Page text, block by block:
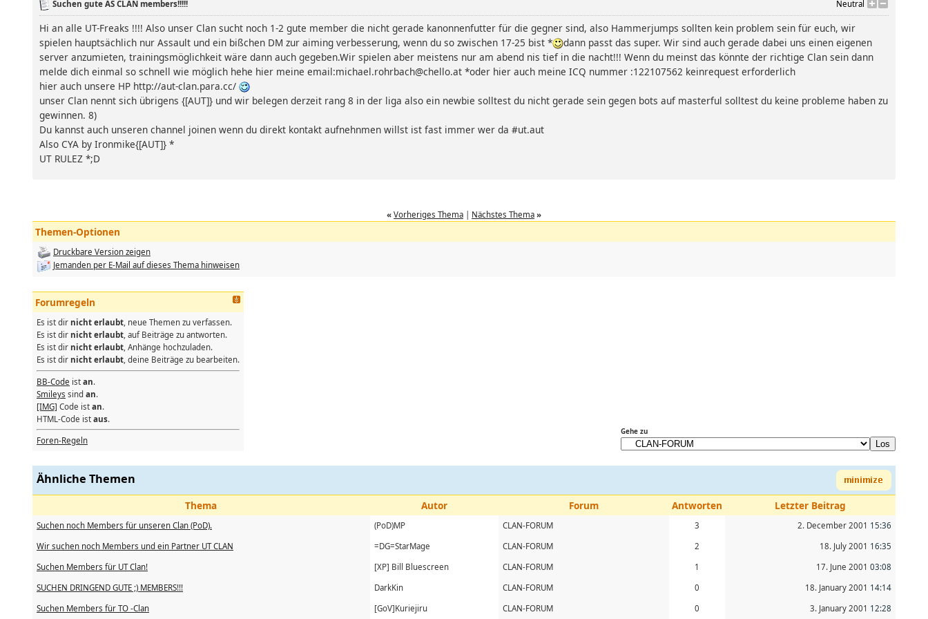
Neutral
Suchen gute AS CLAN members!!!!!
Hi an alle UT-Freaks !!!! Also unser Clan sucht noch 1-2 gute member die nicht gerade kanonnenfutter für die gegner sind, also Hammerjumps sollten kein problem sein für euch, wir
spielen hauptsächlich nur Assault und ein bißchen DM zur aiming verbesserung, wenn du so zwischen 17-25 bist *
dann passt das super. Wir sind auch gerade dabei uns einen eigenen
server anzumieten, trainingsmöglichkeit wäre dann auch gegeben.Wir spielen aber meistens nur am abend nis tief in die nacht!!! Wenn du meinst das könnte der richtige Clan sein dann
melde dich einmal so schnell wie möglich hehe hier meine email:michael.rohrbach@chello.at *oder hier auch meine ICQ nummer :122107562 keinrequest erforderlich
hier auch unsere HP http://aut-clan.para.cc/
unser Clan nennt sich übrigens {[AUT]} und wir belegen derzeit rang 8 in der liga also ein newbie solltest du nicht gerade sein gegen bots auf masterful solltest du keine probleme haben zu
gewinnen. 8)
Du kannst auch unseren channel joinen wenn du direkt kontakt aufnehnmen willst ist fast immer wer da #ut.aut
Also CYA by Ironmike{[AUT]} *
UT RULEZ *;D
« Vorheriges Thema| Nächstes Thema »
Themen-Optionen
Druckbare Version zeigen
Jemanden per E-Mail auf dieses Thema hinweisen
Forumregeln
Es ist dir nicht erlaubt, neue Themen zu verfassen.
Es ist dir nicht erlaubt, auf Beiträge zu antworten.
Es ist dir nicht erlaubt, Anhänge hochzuladen.
Es ist dir nicht erlaubt, deine Beiträge zu bearbeiten.
BB-Code ist an.
Smileys sind an.
[IMG] Code ist an.
HTML-Code ist aus.
Foren-Regeln
Gehe zu
Ähnliche Themen
Thema Autor Forum Antworten Letzter Beitrag
Suchen noch Members für unseren Clan (PoD). (PoD)MP CLAN-FORUM 3 2. December 2001 15:36
Wir suchen noch Members und ein Partner UT CLAN
=DG=StarMage CLAN-FORUM 2 18. July 2001 16:35
Suchen Members für UT Clan!
[XP] Bill Bluescreen CLAN-FORUM 1 17. June 2001 03:08
SUCHEN DRINGEND GUTE ;) MEMBERS!!!
DarkKin CLAN-FORUM 0 18. January 2001 14:14
Suchen Members für TO -Clan
[GoV]Kuriejiru CLAN-FORUM 0 3. January 2001 12:28